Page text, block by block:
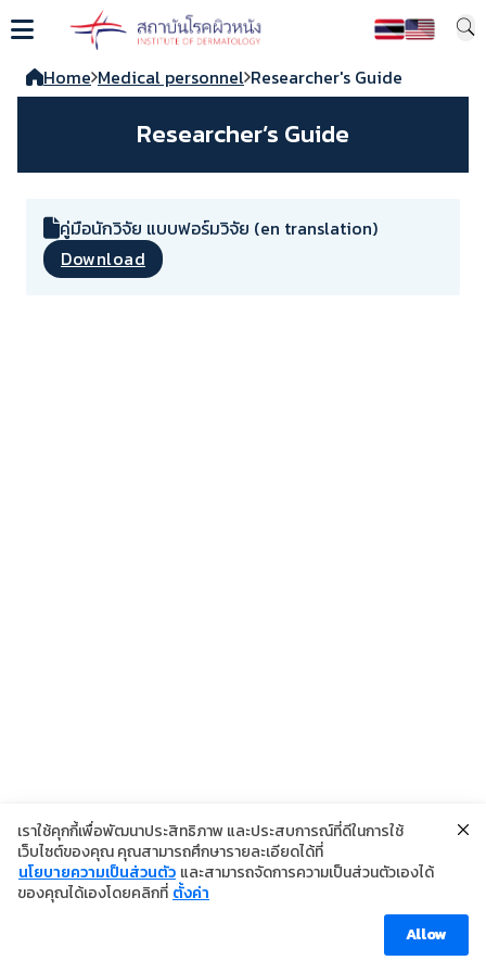
Home Medical personnel Researcher's Guide
Researcher’s Guide
คู่มือนักวิจัย แบบฟอร์มวิจัย (en translation)
Download
©2024 Copyright Institute of Dermatology Thailand
นโยบายการคุ้มครองข้อมูลส่วนบุคคล
Visitor [ahc_total_visits]
เราใช้คุกกี้เพื่อพัฒนาประสิทธิภาพ และประสบการณ์ที่ดีในการใช้
เว็บไซต์ของคุณ คุณสามารถศึกษารายละเอียดได้ที่
นโยบายความเป็นส่วนตัว และสามารถจัดการความเป็นส่วนตัวเองได้
ของคุณได้เองโดยคลิกที่ ตั้งค่า
Allow